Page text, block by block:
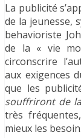
La publicité
de la jeunesse,
behavioriste
de la « vie
circonscrire
aux exigences
que les
souffriront de
très
mieux les